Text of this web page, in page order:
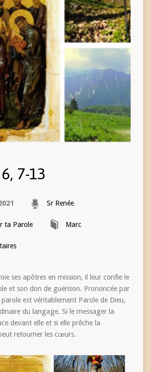
7-13
Sr Renée
ta Parole Marc
ses apôtres en mission, il leur confie le
et son don de guérison. Prononcée par
est véritablement Parole de Dieu,
du langage. Si le messager la
devant elle et si elle prêche la
retourner les cœurs.